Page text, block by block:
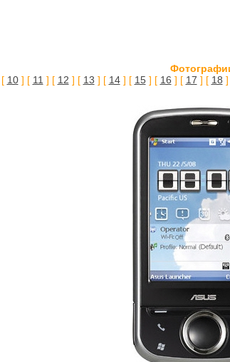
10] [ 11 ] [ 12 ] [ 13 ] [ 14] [ 15] [ 16 ] [ 17 ] [ 18